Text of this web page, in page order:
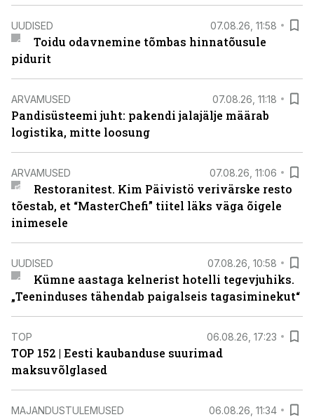
UUDISED 07.08.26, 11:58
Toidu odavnemine tõmbas hinnatõusule
pidurit
ARVAMUSED 07.08.26, 11:18
Pandisüsteemi juht: pakendi jalajälje määrab
logistika, mitte loosung
ARVAMUSED 07.08.26, 11:06
Restoranitest. Kim Päivistö verivärske resto
tõestab, et “MasterChefi” tiitel läks väga õigele
inimesele
UUDISED 07.08.26, 10:58
Kümne aastaga kelnerist hotelli tegevjuhiks.
„Teeninduses tähendab paigalseis tagasiminekut“
TOP 06.08.26, 17:23
TOP 152 | Eesti kaubanduse suurimad
maksuvõlglased
MAJANDUSTULEMUSED 06.08.26, 11:34